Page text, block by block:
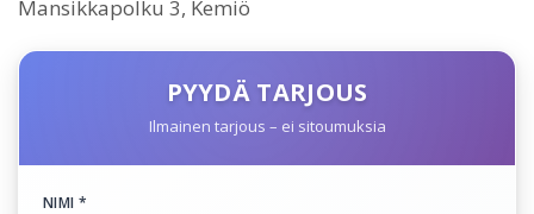
Mansikkapolku 3, Kemiö
PYYDÄ TARJOUS
Ilmainen tarjous – ei sitoumuksia
NIMI *